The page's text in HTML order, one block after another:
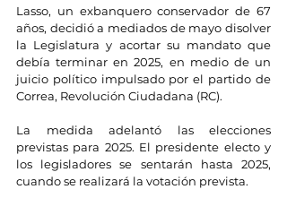
Lasso, un exbanquero conservador de 67
años, decidió a mediados de mayo disolver
la Legislatura y acortar su mandato que
debía terminar en 2025, en medio de un
juicio político impulsado por el partido de
Correa, Revolución Ciudadana (RC).
La medida adelantó las elecciones
previstas para 2025. El presidente electo y
los legisladores se sentarán hasta 2025,
cuando se realizará la votación prevista.